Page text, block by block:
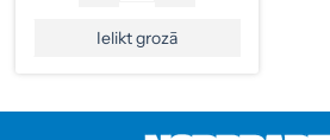
Ielikt grozā